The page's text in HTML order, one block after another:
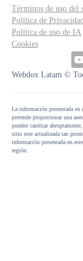
Términos de uso del
Política de
Política de uso de IA
Cookies
Webdox Latam ©
La información presentada
pretende proporcionar una
pueden cambiar
sitio este actualizada tan
información presentada en
región.